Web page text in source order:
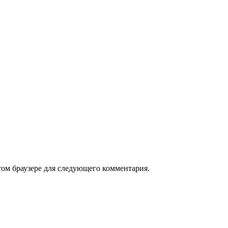
браузере для следующего комментария.